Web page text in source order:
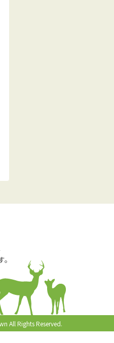
All Rights Reserved.